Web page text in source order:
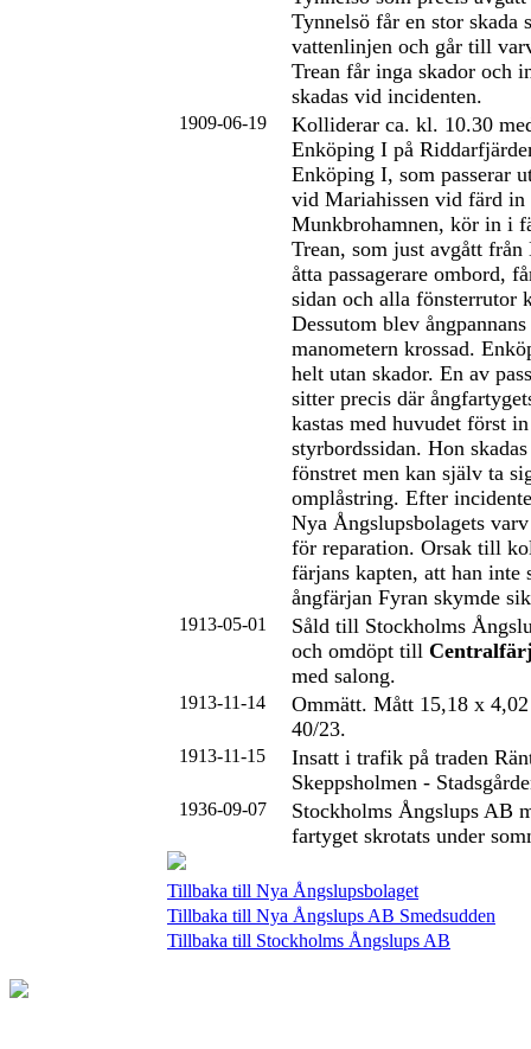
Tynnelsö får en stor skada
vattenlinjen och går till
Trean får inga skador och
skadas vid incidenten.
1909-06-19
Kolliderar ca. kl. 10.30
Enköping I på
Enköping I, som passerar
vid Mariahissen vid färd in
Munkbrohamnen, kör in i
Trean, som just avgått från
åtta passagerare ombord,
sidan och alla fönsterrutor
Dessutom blev
manometern krossad.
helt utan skador. En av
sitter precis där
kastas med huvudet först
styrbordssidan. Hon
fönstret men kan själv ta
omplåstring. Efter
Nya Ångslupsbolagets
för reparation. Orsak till
färjans kapten, att han inte
ångfärjan Fyran skymde
1913-05-01
Såld till Stockholms
och omdöpt till
med salong.
1913-11-14
Ommätt. Mått 15,18 x 4,02
40/23.
1913-11-15
Insatt i trafik på traden
Skeppsholmen -
1936-09-07
Stockholms Ångslups AB
fartyget skrotats under
Tillbaka till Nya Ångslupsbolaget
Tillbaka till Nya Ångslups AB Smedsudden
Tillbaka till Stockholms Ångslups AB